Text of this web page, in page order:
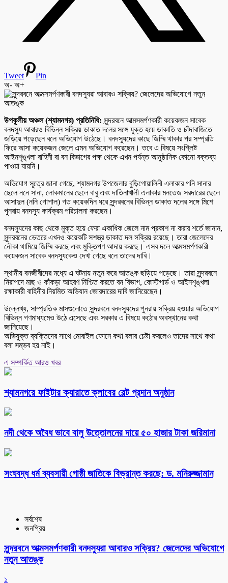
Tweet
Pin
অ- অ+
উপকূলীয় অঞ্চল (শ্যামনগর) প্রতিনিধি: সুন্দরবনে আত্মসমর্পণকারী কয়েকজন সাবেক
বনদস্যু আবারও বিভিন্ন সক্রিয় ডাকাত দলের সঙ্গে যুক্ত হয়ে ডাকাতি ও চাঁদাবাজিতে
জড়িয়ে পড়েছেন বলে অভিযোগ উঠেছে। বনদস্যুদের কাছে জিম্মি থাকার পর সম্প্রতি
ফিরে আসা কয়েকজন জেলে এমন অভিযোগ করেছেন। তবে এ বিষয়ে সংশ্লিষ্ট
আইনশৃঙ্খলা বাহিনী বা বন বিভাগের পক্ষ থেকে এখন পর্যন্ত আনুষ্ঠানিক কোনো বক্তব্য
পাওয়া যায়নি।
অভিযোগ সূত্রে জানা গেছে, শ্যামনগর উপজেলার বুড়িগোয়ালিনী এলাকার গনি সানার
ছেলে ননে সানা, লোকমানের ছেলে বাবু এবং দাতিনাখালী এলাকার মনতেজ সরদারের ছেলে
আসাদুল (ননি গোপাল) গত কয়েকদিন ধরে সুন্দরবনের বিভিন্ন ডাকাত দলের সঙ্গে মিশে
পুনরায় বনদস্যু কার্যক্রম পরিচালনা করছেন।
বনদস্যুদের কাছ থেকে মুক্ত হয়ে ফেরা একাধিক জেলে নাম প্রকাশ না করার শর্তে জানান,
সুন্দরবনের ভেতরে এখনও কয়েকটি সশস্ত্র ডাকাত দল সক্রিয় রয়েছে। তারা জেলেদের
নৌকা থামিয়ে জিম্মি করছে এবং মুক্তিপণ আদায় করছে। এসব দলে আত্মসমর্পণকারী
কয়েকজন সাবেক বনদস্যুকেও দেখা গেছে বলে তাদের দাবি।
স্থানীয় বনজীবীদের মধ্যে এ ঘটনায় নতুন করে আতঙ্ক ছড়িয়ে পড়েছে। তারা সুন্দরবনে
নিরাপদে মাছ ও কাঁকড়া আহরণ নিশ্চিত করতে বন বিভাগ, কোস্টগার্ড ও আইনশৃঙ্খলা
রক্ষাকারী বাহিনীর নিয়মিত অভিযান জোরদারের দাবি জানিয়েছেন।
উল্লেখ্য, সাম্প্রতিক মাসগুলোতে সুন্দরবনে বনদস্যুদের পুনরায় সক্রিয় হওয়ার অভিযোগ
বিভিন্ন গণমাধ্যমেও উঠে এসেছে এবং সরকার এ বিষয়ে কঠোর অবস্থানের কথা
জানিয়েছে।
অভিযুক্ত ব্যক্তিদের সাথে মোবাইল ফোনে কথা বলার চেষ্টা করলেও তাদের সাথে কথা
বলা সম্ভব হয় নাই।
এ সম্পর্কিত আরও খবর
শ্যামনগরে ফাইটার ক্যারাতে ক্লাবের বেল্ট প্রদান অনুষ্ঠান
নদী থেকে অবৈধ ভাবে বালু উত্তোলনের দায়ে ৫০ হাজার টাকা জরিমানা
সংঘবদ্ধ ধর্ম ব্যবসায়ী গোষ্ঠী জাতিকে বিভ্রান্ত করছে: ড. মনিরুজ্জামান
সর্বশেষ
জনপ্রিয়
সুন্দরবনে আত্মসমর্পণকারী বনদস্যুরা আবারও সক্রিয়? জেলেদের অভিযোগে
নতুন আতঙ্ক
১